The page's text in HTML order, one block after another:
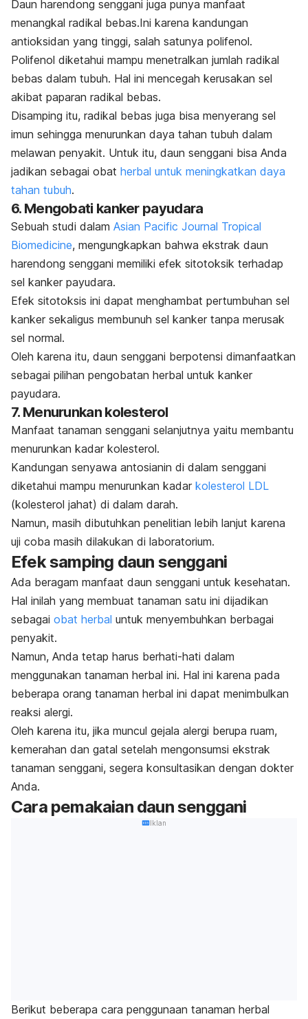
Daun harendong senggani juga punya manfaat
menangkal radikal bebas.Ini karena kandungan
antioksidan yang tinggi, salah satunya polifenol.
Polifenol diketahui mampu menetralkan jumlah radikal
bebas dalam tubuh. Hal ini mencegah kerusakan sel
akibat paparan radikal bebas.
Disamping itu, radikal bebas juga bisa menyerang sel
imun sehingga menurunkan daya tahan tubuh dalam
melawan penyakit. Untuk itu, daun senggani bisa Anda
jadikan sebagai obat herbal untuk meningkatkan daya
tahan tubuh.
6. Mengobati kanker payudara
Sebuah studi dalam Asian Pacific Journal Tropical
Biomedicine, mengungkapkan bahwa ekstrak daun
harendong senggani memiliki efek sitotoksik terhadap
sel kanker payudara.
Efek sitotoksis ini dapat menghambat pertumbuhan sel
kanker sekaligus membunuh sel kanker tanpa merusak
sel normal.
Oleh karena itu, daun senggani berpotensi dimanfaatkan
sebagai pilihan pengobatan herbal untuk kanker
payudara.
7. Menurunkan kolesterol
Manfaat tanaman senggani selanjutnya yaitu membantu
menurunkan kadar kolesterol.
Kandungan senyawa antosianin di dalam senggani
diketahui mampu menurunkan kadar kolesterol LDL
(kolesterol jahat) di dalam darah.
Namun, masih dibutuhkan penelitian lebih lanjut karena
uji coba masih dilakukan di laboratorium.
Efek samping daun senggani
Ada beragam manfaat daun senggani untuk kesehatan.
Hal inilah yang membuat tanaman satu ini dijadikan
sebagai obat herbal untuk menyembuhkan berbagai
penyakit.
Namun, Anda tetap harus berhati-hati dalam
menggunakan tanaman herbal ini. Hal ini karena pada
beberapa orang tanaman herbal ini dapat menimbulkan
reaksi alergi.
Oleh karena itu, jika muncul gejala alergi berupa ruam,
kemerahan dan gatal setelah mengonsumsi ekstrak
tanaman senggani, segera konsultasikan dengan dokter
Anda.
Cara pemakaian daun senggani
Iklan
Berikut beberapa cara penggunaan tanaman herbal